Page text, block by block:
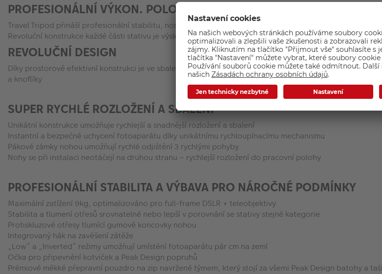
PROFESIONÁLNÍ VÝKON. POLOVIČNÍ VELIKOST
Travel Tripod přináší profesionální stabilitu, nosnost a výšku, přitom má složený průměr láhve na vodu.
Revoluční konstrukce každé části stativu je výsledkem 4 let designování, výroby prototypů a testování
REVOLUČNÍ DESIGN
Díky prostorově efektivní konstrukci je ve sbaleném stavu až o polovinu menší než běžné cestovní
a knoflíky
SUPER RYCHLÉ ROZLOŽENÍ A SBALENÍ
Unikátní konstrukce umožňuje rychlejší a snadnější rozložení a sbalení
Instantní a bezpečné uchycení fotoaparátu díky unikátnímu rychloupínacímu mechanismu
Pákové zámky nohou umožňují rychlé odjištění 3 rychlými pohyby
Nohy se při instalaci neotáčejí na druhou stranu – rychlejší rozložení do pracovní polohy
PROFESIONÁLNÍ STABILITA A VÝBAVA PRO NÁROČNÉ PODMÍNKY
Maximální zatížení 9kg, optimalizováno pro full-frame DSLR + teleobjektivy
Stabilita a tlumení otřesů srovnatelné nebo lepší v porovnání se stativy stejné kategorie
Protiskluzové otřesy tlumící gumové koncovky nohou
Integrovaný hák na zavěšení zátěže
„Low“ a „Inverted“ režimy umožňují umístění fotoaparátu pár cm na zemí
Očka pro připevnění kotviček a Peak Design popruhů
Prémiové měkké přepravní pouzdro na zip navržené týmem, který stojí za všemi Peak Design batohy a